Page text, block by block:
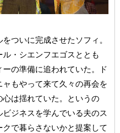
ついに完成させたソフィ。
・シエンフエゴスととも
の準備に追われていた。ド
もやって来て久々の再会を
は揺れていた。というの
ジネスを学んでいる夫のス
で暮らさないかと提案して